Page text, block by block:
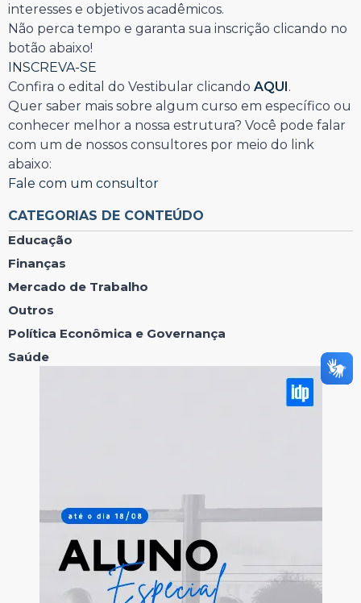
interesses e objetivos acadêmicos.
Não perca tempo e garanta sua inscrição clicando no
botão abaixo!
INSCREVA-SE
Confira o edital do Vestibular clicando AQUI.
Quer saber mais sobre algum curso em específico ou
conhecer melhor a nossa estrutura? Você pode falar
com um de nossos consultores por meio do link
abaixo:
Fale com um consultor
CATEGORIAS DE CONTEÚDO
Educação
Finanças
Mercado de Trabalho
Outros
Política Econômica e Governança
Saúde